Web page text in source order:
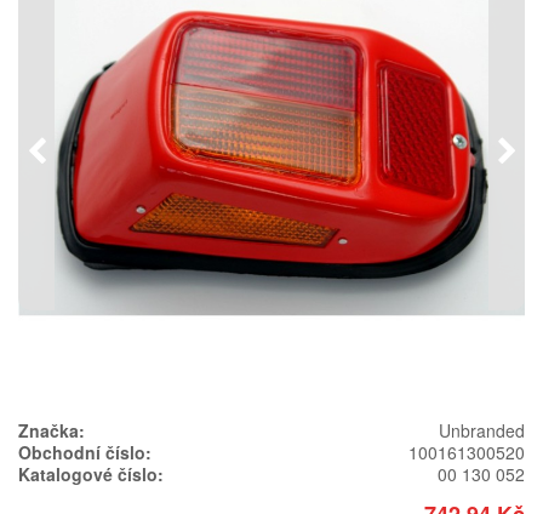
Předchozí
Značka:
Unbranded
Obchodní číslo:
100161300520
Katalogové číslo:
00 130 052